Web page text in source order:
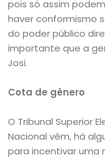
pois só assim
haver conformismo
do poder público
importante que a
Josi.
Cota de gênero
O Tribunal Superior
Nacional vêm, há
para incentivar uma